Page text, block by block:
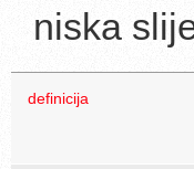
niska
definicija